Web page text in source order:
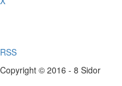
RSS
Copyright © 2016 - 8 Sidor